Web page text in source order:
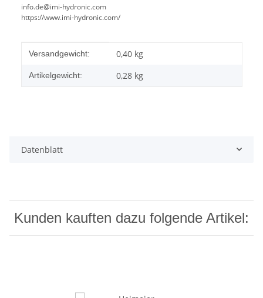
info.de@imi-hydronic.com
https://www.imi-hydronic.com/
Produkteigenschaft
Wert
Versandgewicht: 0,40 kg
Artikelgewicht: 0,28 kg
Datenblatt
Kunden kauften dazu folgende Artikel: